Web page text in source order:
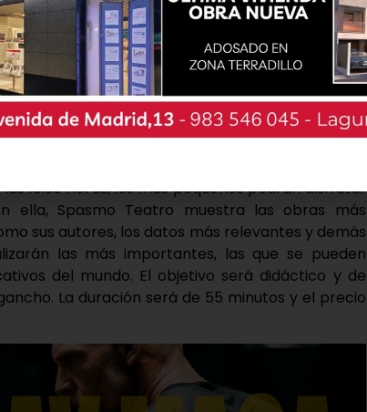
18:30 horas, los más pequeños podrán disfrutar
ella, Spasmo Teatro muestra las obras más
sus autores, los datos más relevantes y demás
las más importantes, las que se pueden
del mundo. El objetivo será didáctico y de
La duración será de 55 minutos y el precio